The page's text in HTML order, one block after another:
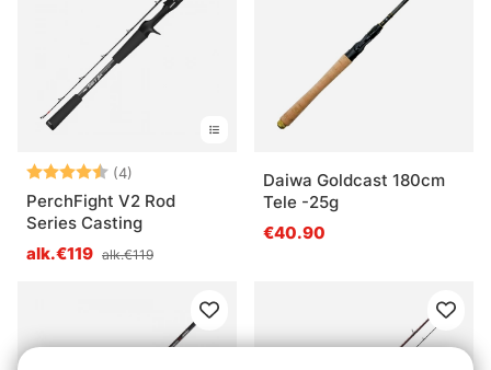
Arvio: (4)
4.5 5:sta tähdestä
PerchFight V2 Rod
Series Casting
alk.€119 alk.€119
Daiwa Goldcast 180cm
Tele -25g
€40.90